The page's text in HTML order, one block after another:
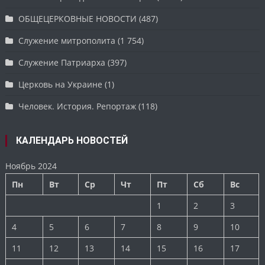
ОБЩЕЦЕРКОВНЫЕ НОВОСТИ (487)
Служение митрополита (1 754)
Служение Патриарха (397)
Церковь на Украине (1)
Человек. История. Репортаж (118)
КАЛЕНДАРЬ НОВОСТЕЙ
Ноябрь 2024
Пн
Вт Ср Чт Пт Сб
Вс
1
2
3
4
5 6 7 8 9
10
11
12 13 14 15 16
17